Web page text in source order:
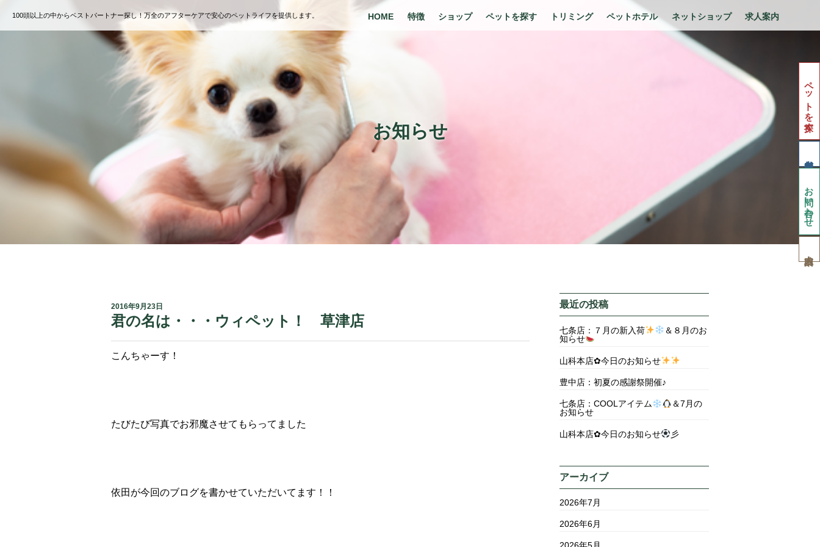
お知らせ
100頭以上の中からベストパートナー探し！万全のアフターケアで安心のペットライフを提供します。 HOME 特徴 ショップ ペットを探す トリミング ペットホテル ネットショップ 求人案内
ペットを探す
お問い合わせ
2016年9月23日
君の名は・・・ウィペット！ 草津店
こんちゃーす！
たびたび写真でお邪魔させてもらってました
依田が今回のブログを書かせていただいてます！！
最近の投稿
七条店：７月の新入荷
＆８月のお
知らせ
山科本店✿今日のお知らせ
豊中店：初夏の感謝祭開催♪
七条店：COOLアイテム
＆7月の
お知らせ
山科本店✿今日のお知らせ 彡
アーカイブ
2026年7月
2026年6月